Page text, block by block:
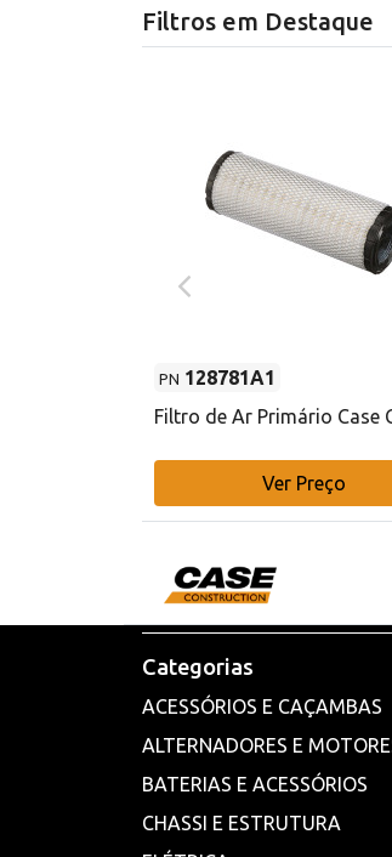
Filtros em Destaque
PN 128781A1
Filtro de Ar Primário Case
Ver Preço
Categorias
ACESSÓRIOS E CAÇAMBAS
ALTERNADORES E
BATERIAS E ACESSÓRIOS
CHASSI E ESTRUTURA